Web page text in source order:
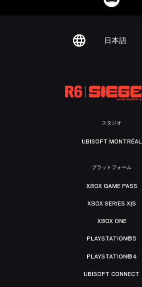
日本語
スタジオ
UBISOFT MONTRÉAL
プラットフォーム
XBOX GAME PASS
XBOX SERIES X|S
XBOX ONE
PLAYSTATION®5
PLAYSTATION®4
UBISOFT CONNECT